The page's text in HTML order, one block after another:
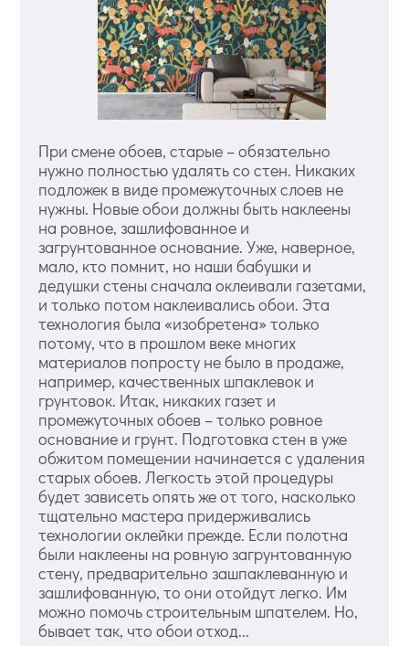
При смене обоев, старые – обязательно
нужно полностью удалять со стен. Никаких
подложек в виде промежуточных слоев не
нужны. Новые обои должны быть наклеены
на ровное, зашлифованное и
загрунтованное основание. Уже, наверное,
мало, кто помнит, но наши бабушки и
дедушки стены сначала оклеивали газетами,
и только потом наклеивались обои. Эта
технология была «изобретена» только
потому, что в прошлом веке многих
материалов попросту не было в продаже,
например, качественных шпаклевок и
грунтовок. Итак, никаких газет и
промежуточных обоев – только ровное
основание и грунт. Подготовка стен в уже
обжитом помещении начинается с удаления
старых обоев. Легкость этой процедуры
будет зависеть опять же от того, насколько
тщательно мастера придерживались
технологии оклейки прежде. Если полотна
были наклеены на ровную загрунтованную
стену, предварительно зашпаклеванную и
зашлифованную, то они отойдут легко. Им
можно помочь строительным шпателем. Но,
бывает так, что обои отход...